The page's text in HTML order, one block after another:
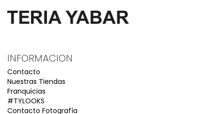
INFORMACION
Contacto
Nuestras Tiendas
Franquicias
#TYLOOKS
Contacto Fotografía